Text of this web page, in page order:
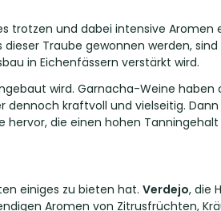
trotzen und dabei intensive Aromen
Traube gewonnen werden, sind
in Eichenfässern verstärkt wird.
wird. Garnacha-Weine
dennoch kraftvoll und vielseitig.
hervor, die einen hohen
einiges zu bieten hat. Verdejo, die
Aromen von Zitrusfrüchten,